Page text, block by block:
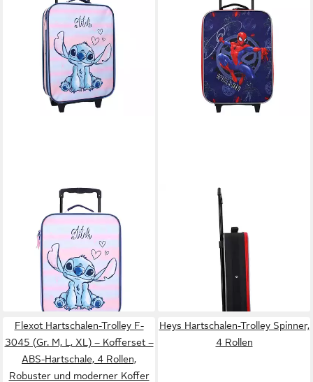
Weichgepäck-Trolley Lilo und
Stitch 2 tlg. Set Kinder Trolley
Reisekoffer Lunchbox, 2
54,90 €
lieferbar - in 4-5 Werktagen bei dir
Koffer Kinder Trolley
Reisekoffer mit Rollen für
Urlaub Reise Handgepäck
lieferbar - in 4-5 Werktagen bei dir
Flexot Hartschalen-Trolley F-
3045 (Gr. M, L, XL) – Kofferset –
ABS-Hartschale, 4 Rollen,
Robuster und moderner Koffer
Heys Hartschalen-Trolley Spinner,
4 Rollen